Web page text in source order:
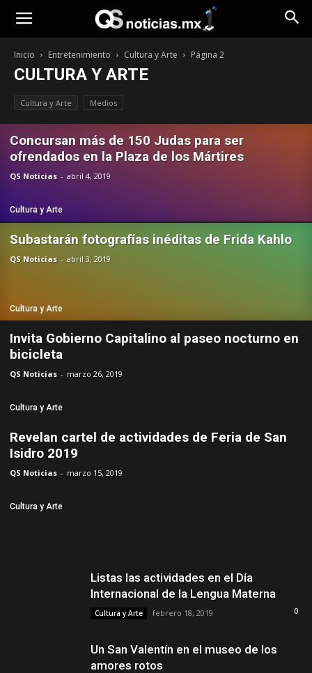
Inicio Entretenimiento Cultura y Arte Página 2
CULTURA Y ARTE
Cultura y Arte Medios
Cultura y Arte
Concursan más de 150 Judas para ser
ofrendados en la Plaza de los Mártires
QS Noticias - abril 4, 2019
Cultura y Arte
Subastarán fotografías inéditas de Frida Kahlo
QS Noticias - abril 3, 2019
Cultura y Arte
Invita Gobierno Capitalino al paseo nocturno en
bicicleta
QS Noticias - marzo 26, 2019
Cultura y Arte
Revelan cartel de actividades de Feria de San
Isidro 2019
QS Noticias - marzo 15, 2019
Listas las actividades en el Día
Internacional de la Lengua Materna
Cultura y Arte febrero 18, 2019 0
Un San Valentín en el museo de los
amores rotos